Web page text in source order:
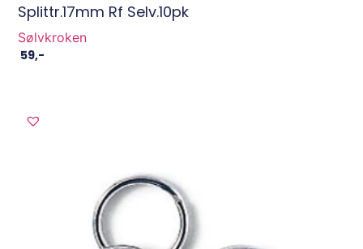
Splittr.17mm Rf Selv.10pk
Sølvkroken
59,-